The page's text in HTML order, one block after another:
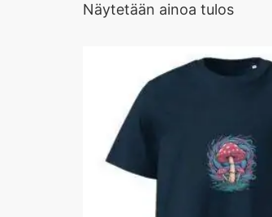
Näytetään ainoa tulos